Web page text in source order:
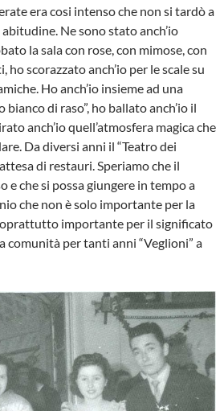
era cosi intenso che non si tardò a
Ne sono stato anch’io
la sala con rose, con mimose, con
scorazzato anch’io per le scale su
Ho anch’io insieme ad una
bianco di raso”, ho ballato anch’io il
anch’io quell’atmosfera magi­ca che
Da diversi anni il “Teatro dei
di restauri. Speriamo che il
e che si possa giungere in tempo a
che non è solo importante per la
importante per il significato
comunità per tanti anni “Veglioni” a